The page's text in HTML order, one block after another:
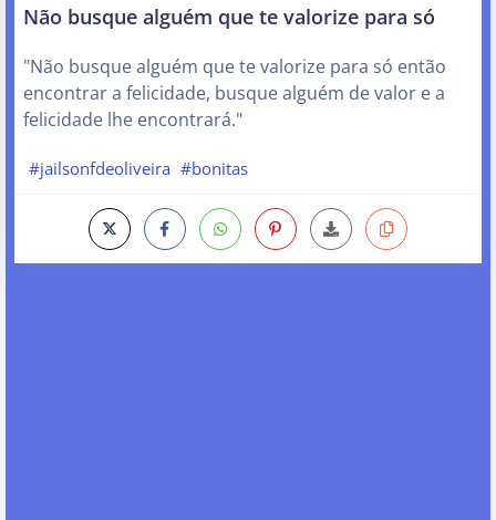
Não busque alguém que te valorize para só
"Não busque alguém que te valorize para só então
encontrar a felicidade, busque alguém de valor e a
felicidade lhe encontrará."
#jailsonfdeoliveira #bonitas